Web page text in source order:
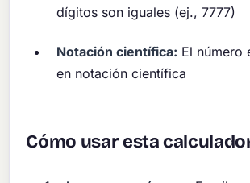
dígitos son iguales (ej., 7777)
Notación científica: El número
en notación científica
Cómo usar esta